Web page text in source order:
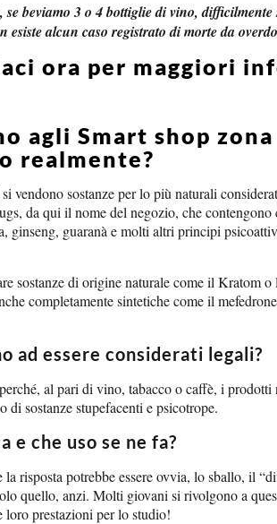
se beviamo 3 o 4 bottiglie di vino,
esiste alcun caso registrato di morte da
ora per maggiori
agli Smart shop
realmente?
vendono sostanze per lo più naturali
da qui il nome del negozio, che contengono
ginseng, guaranà e molti altri principi
sostanze di origine naturale come il Kratom o
completamente sintetiche come il
ad essere considerati legali?
al pari di vino, tabacco o caffè, i
di sostanze stupefacenti e psicotrope.
e che uso se ne fa?
la risposta potrebbe essere ovvia, lo sballo, il
quello, anzi. Molti giovani si rivolgono a
loro prestazioni per lo studio!